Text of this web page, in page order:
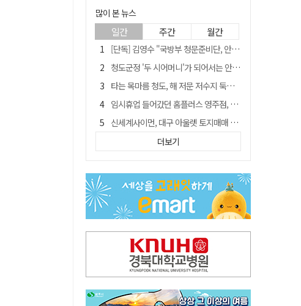
많이 본 뉴스
일간 주간 월간
[단독] 김영수 "국방부 청문준비단, 안규백 탈영 알고있었다"
청도군정 '두 시어머니'가 되어서는 안된다
타는 목마름 청도, 해 저문 저수지 둑에 군수가 서 있었다
임시휴업 들어갔던 홈플러스 영주점, 7일 영업 재개…지하 1층만 운영
신세계사이먼, 대구 아울렛 토지매매 계약 체결… 사업 본궤도
SK하이닉스, 주당 375원 분기 배당 공시…"3분기 중 주주환원 방안 확정"
이의준 전 경북도 새마을봉사과장, 제28대 울릉군 부군수 취임
外人 한 달 새 8000억 담았는데…LG이노텍 목표주가는 왜 엇갈릴까
정청래, 靑 겨냥... "신천지·레버리지·호남 반도체 겁박 사과하라"
더보기